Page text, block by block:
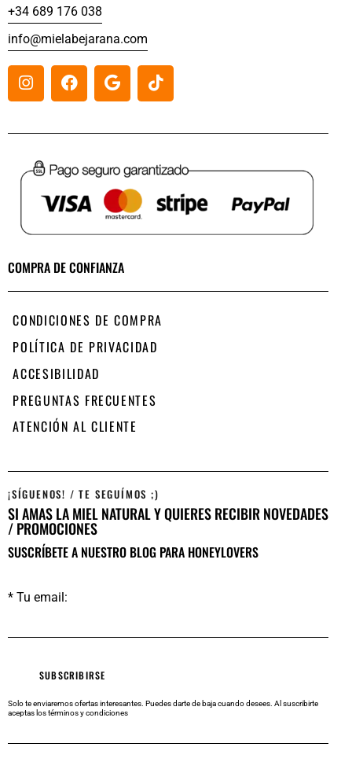
+34 689 176 038
info@mielabejarana.com
COMPRA DE CONFIANZA
CONDICIONES DE COMPRA
POLÍTICA DE PRIVACIDAD
ACCESIBILIDAD
PREGUNTAS FRECUENTES
ATENCIÓN AL CLIENTE
¡SÍGUENOS! / TE SEGUÍMOS ;)
SI AMAS LA MIEL NATURAL Y QUIERES RECIBIR NOVEDADES
/ PROMOCIONES
SUSCRÍBETE A NUESTRO BLOG PARA HONEYLOVERS
* Tu email:
Solo te enviaremos ofertas interesantes. Puedes darte de baja cuando desees. Al suscribirte
aceptas lostérminos y condiciones